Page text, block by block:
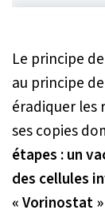
Le principe
au principe de
éradiquer les
ses copies
étapes : un
des cellules
« Vorinostat